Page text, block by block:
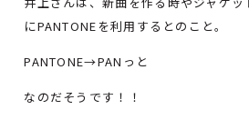
にPANTONEを利用するとのこと。
PANTONE→PANっと
なのだそうです！！